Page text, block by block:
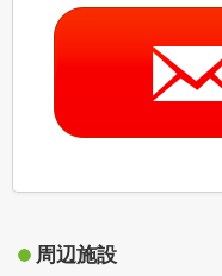
周辺施設